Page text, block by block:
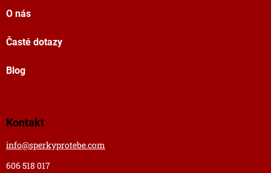
O nás
Časté dotazy
Blog
Kontakt
info@sperkyprotebe.com
606 518 017